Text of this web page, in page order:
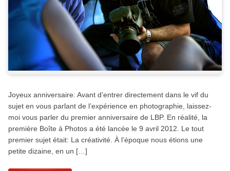
Joyeux anniversaire: Avant d’entrer directement dans le vif du
sujet en vous parlant de l’expérience en photographie, laissez-
moi vous parler du premier anniversaire de LBP. En réalité, la
première Boîte à Photos a été lancée le 9 avril 2012. Le tout
premier sujet était: La créativité. À l’époque nous étions une
petite dizaine, en un […]